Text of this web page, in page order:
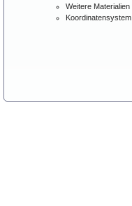
Weitere Materialien
Koordinatensystem